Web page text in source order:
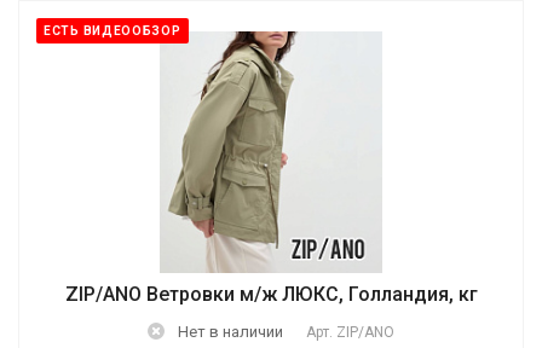
ЕСТЬ ВИДЕООБЗОР
ZIP/ANO Ветровки м/ж ЛЮКС, Голландия, кг
Нет в наличии Арт. ZIP/ANO